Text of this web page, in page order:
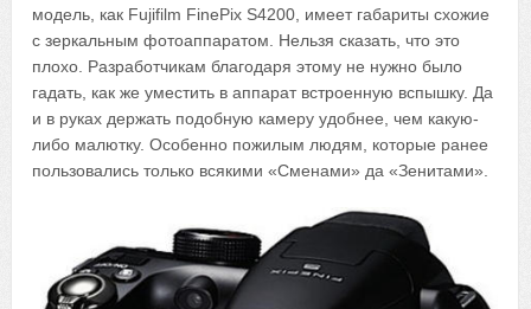
модель, как Fujifilm FinePix S4200, имеет габариты схожие
с зеркальным фотоаппаратом. Нельзя сказать, что это
плохо. Разработчикам благодаря этому не нужно было
гадать, как же уместить в аппарат встроенную вспышку. Да
и в руках держать подобную камеру удобнее, чем какую-
либо малютку. Особенно пожилым людям, которые ранее
пользовались только всякими «Сменами» да «Зенитами».